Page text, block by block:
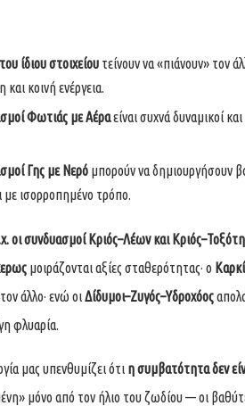
ίδιου στοιχείου τείνουν να «πιάνουν» τον
κοινή ενέργεια.
Φωτιάς με Αέραείναι συχνά δυναμικοί
Γης με Νερό μπορούν να δημιουργήσουν
με ισορροπημένο τρόπο.
οι συνδυασμοί Κριός–Λέων και
μοιράζονται αξίες σταθερότητας· ο
άλλο· ενώ οιΔίδυμοι–Ζυγός–Υδροχόος
φλυαρία.
μας υπενθυμίζει ότι η συμβατότητα δεν
μόνο από τον ήλιο του ζωδίου — οι